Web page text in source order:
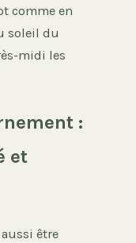
comme en
soleil du
midi les
:
et
être